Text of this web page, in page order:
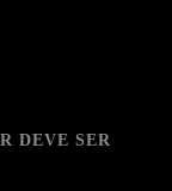
DEVE SER